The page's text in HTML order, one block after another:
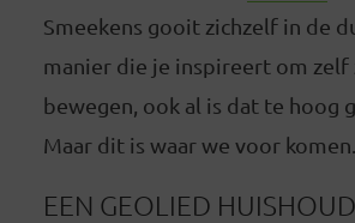
Smeekens gooit zichzelf in de
manier die je inspireert om zelf
bewegen, ook al is dat te hoog
Maar dit is waar we voor komen.
EEN GEOLIED